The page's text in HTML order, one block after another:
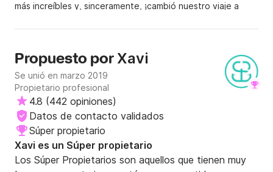
más increíbles y, sinceramente, ¡cambió nuestro viaje a
Propuesto por Xavi
Se unió en marzo 2019
Propietario profesional
4.8 (442 opiniones)
Datos de contacto validados
Súper propietario
Xavi es un Súper propietario
Los Súper Propietarios son aquellos que tienen muy